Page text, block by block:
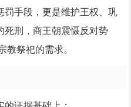
罚手段，更是维护王权、巩
死刑，商王朝震慑反对势
教祭祀的需求。